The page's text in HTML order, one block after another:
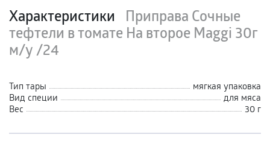
Характеристики
Приправа Сочные
тефтели в томате На второе Maggi 30г
м/у /24
Тип тары
мягкая упаковка
Вид специи
для мяса
Вес
30 г